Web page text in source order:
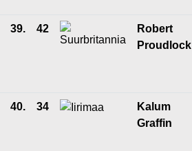
39. 42
Robert
Proudlock
40. 34
Kalum
Graffin